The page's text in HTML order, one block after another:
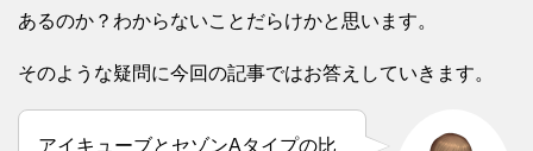
あるのか？わからないことだらけかと思います。
そのような疑問に今回の記事ではお答えしていきます。
アイキューブとセゾンAタイプの比